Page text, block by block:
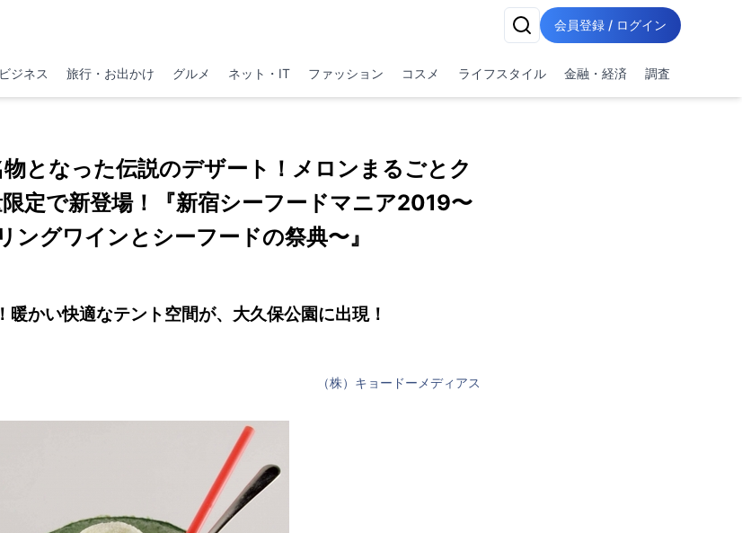
会員登録 / ログイン
ジネス 旅行・お出かけ グルメ ネット・IT ファッション コスメ ライフスタイル 金融・経済 調査
となった伝説のデザート！メロンまるごとク
定で新登場！『新宿シーフードマニア2019〜
ングワインとシーフードの祭典〜』
暖かい快適なテント空間が、大久保公園に出現！
（株）キョードーメディアス